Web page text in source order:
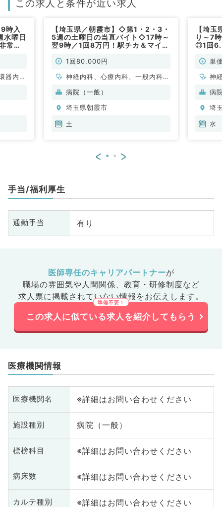
この求人と条件が近い求人
時入
曜日
常
器内
【埼玉県／朝霞市】◇第1・2・3・
5週の土曜日の当直バイト◇17時～
翌9時／1回8万円！駅チカ＆マイカ
1回80,000円
神経内科、心療内科、一般内科、
循環器内科、呼吸器内科、消化器
科、老年内科、膠原病科
病院（一般）
埼玉県朝霞市
土
【埼
り～7
◎1回
単
神
科
内
病
埼
水
< >
手当/福利厚生
通勤手当 有り
医師専任のキャリアパートナーが
職場の雰囲気や人間関係、 教育・研修制度など
求人票に掲載されていない情報をお伝えします。
この求人に似ている求人を紹介してもらう
医療機関情報
医療機関名 ※詳細はお問い合わせください
施設種別 病院（一般）
標榜科目 ※詳細はお問い合わせください
病床数 ※詳細はお問い合わせください
カルテ種別 ※詳細はお問い合わせください